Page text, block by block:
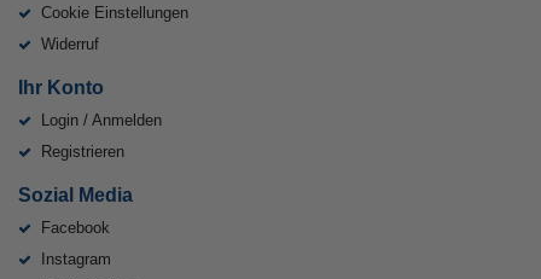
Cookie Einstellungen
Widerruf
Ihr Konto
Login / Anmelden
Registrieren
Sozial Media
Facebook
Instagram